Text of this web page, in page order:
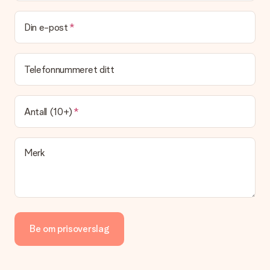
Kan jeg velge en leveringsdato?
Det er ikke mulig å velge en bestemt leveringsdato.
Leveringstiden er indikert på produktsiden til gaven. Du kan
stole på at vår operatør leverer gaven din denne dagen.
Hvilke leveringsalternativer kan jeg velge mellom?
For tiden er det ikke mulig å velge et leveringsalternativ.
Gaven du bestiller sendes enten som en pakke eller som
postbokslevering. Vil du vite hvilket alternativ bestillingen din
faller inn under? Ta kontakt med vår kundeservice.
Vi tilbyr følgende betalingsmåter: Paypal, kredittkort, faktura
nettbanken vil levering av gaven din skje opptil 3 dager
senere. Dette er fordi det kan ta opptil 3 dager før betalingen
kommer fram.
Din e-post
Telefonnummeret ditt
Antall (10+)
Merk
Be om prisoverslag